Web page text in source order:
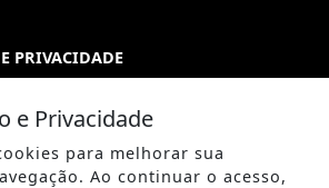
PRIVACIDADE
e Privacidade
para melhorar sua
Ao continuar o acesso,